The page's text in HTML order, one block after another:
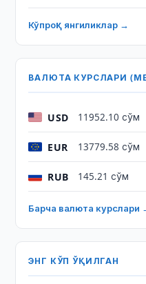
Кўпроқ янгиликлар →
ВАЛЮТА КУРСЛАРИ (МБ,
USD 11952.10 сўм
EUR 13779.58 сўм
RUB 145.21 сўм
Барча валюта курслари
ЭНГ КЎП ЎҚИЛГАН